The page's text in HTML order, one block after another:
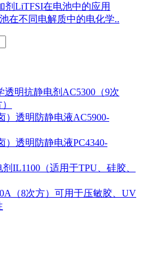
剂LiTFSI在电池中的应用
在不同电解质中的电化学..
明抗静电剂AC5300（9次
透明防静电液AC5900-
透明防静电液PC4340-
IL1100（适用于TPU、硅胶、
（8次方）可用于压敏胶、UV